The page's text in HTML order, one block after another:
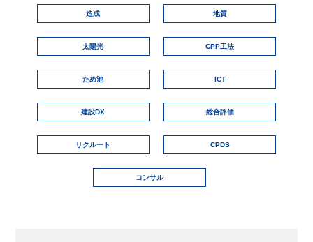
造成 地質
太陽光 CPP工法
ため池 ICT
建設DX 総合評価
リクルート CPDS
コンサル